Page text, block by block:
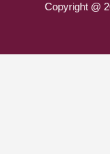
Copyright @